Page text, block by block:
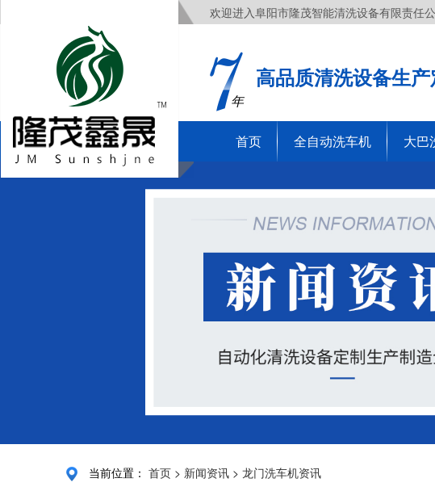
欢迎进入阜阳市隆茂智能清洗设备有限责任
年
高品质清洗设备生
首页 全自动洗车机 大巴
当前位置： 首页 > 新闻资讯 > 龙门洗车机资讯